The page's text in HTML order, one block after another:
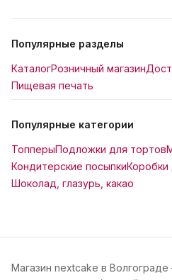
Популярные разделы
КаталогРозничный магазин
Пищевая печать
Популярные категории
ТопперыПодложки для тортов
Кондитерские посыпкиКоробки
Шоколад, глазурь, какао
Магазин nextcake в